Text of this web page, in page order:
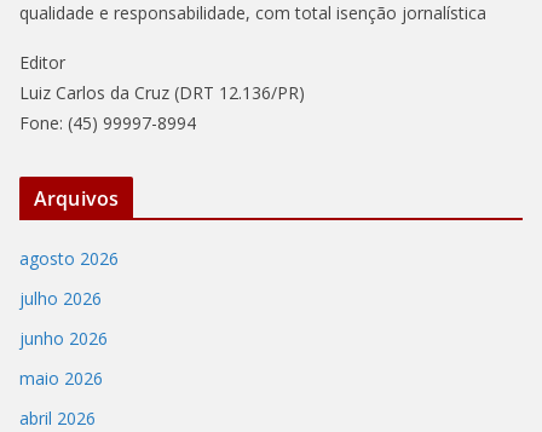
qualidade e responsabilidade, com total isenção jornalística
Editor
Luiz Carlos da Cruz (DRT 12.136/PR)
Fone: (45) 99997-8994
Arquivos
agosto 2026
julho 2026
junho 2026
maio 2026
abril 2026